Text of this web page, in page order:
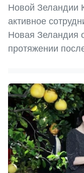
Новой Зеландии
активное
Новая Зеландия
протяжении